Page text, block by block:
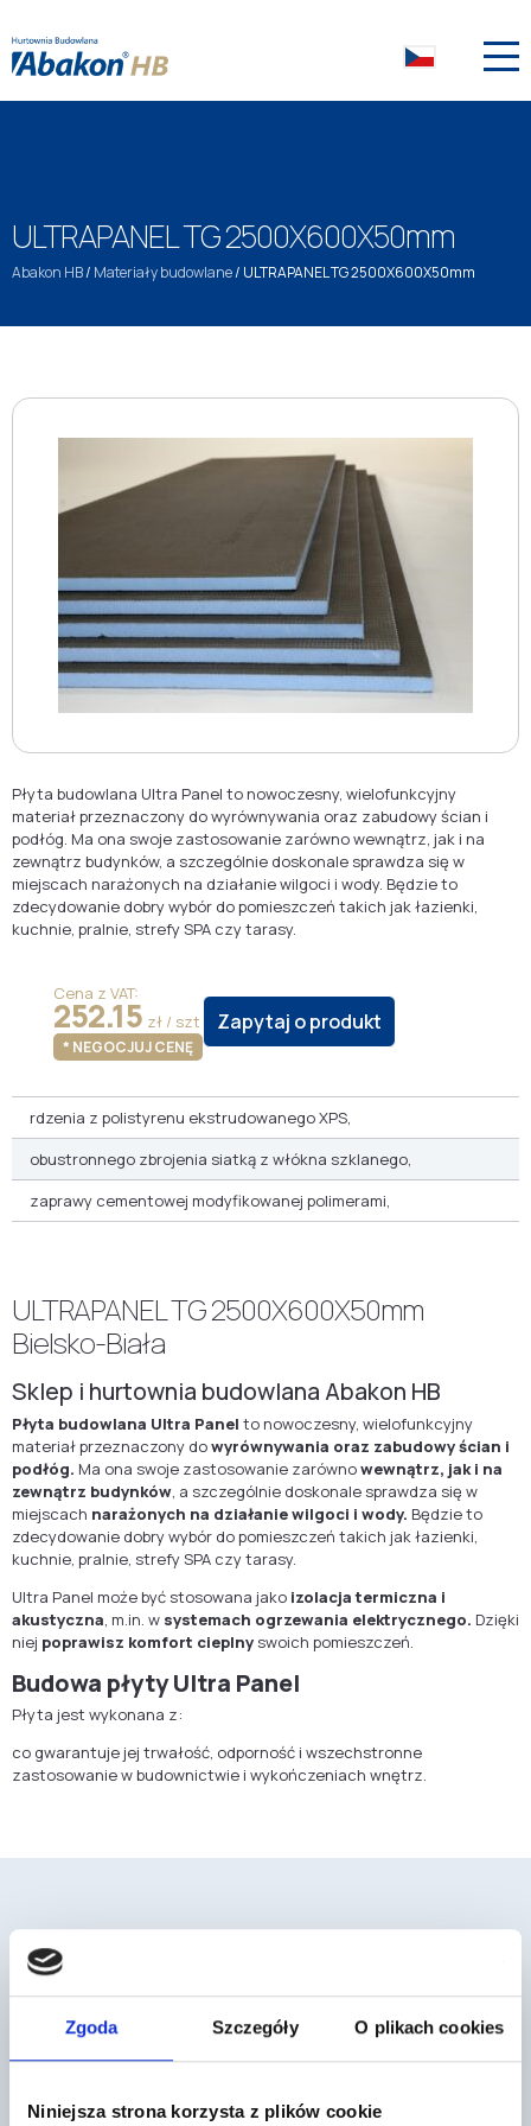
Zgoda Szczegóły O plikach cookies
Niniejsza strona korzysta z plików cookie
ULTRAPANEL TG 2500X600X50mm
Abakon HB/ Materiały budowlane/ ULTRAPANEL TG 2500X600X50mm
Płyta budowlana Ultra Panel to nowoczesny, wielofunkcyjny
materiał przeznaczony do wyrównywania oraz zabudowy ścian i
podłóg. Ma ona swoje zastosowanie zarówno wewnątrz, jak i na
zewnątrz budynków, a szczególnie doskonale sprawdza się w
miejscach narażonych na działanie wilgoci i wody. Będzie to
zdecydowanie dobry wybór do pomieszczeń takich jak łazienki,
kuchnie, pralnie, strefy SPA czy tarasy.
Cena z VAT:
252.15 zł / szt
* NEGOCJUJ CENĘ
Zapytaj o produkt
rdzenia z polistyrenu ekstrudowanego XPS,
obustronnego zbrojenia siatką z włókna szklanego,
zaprawy cementowej modyfikowanej polimerami,
ULTRAPANEL TG 2500X600X50mm
Bielsko-Biała
Sklep i hurtownia budowlana Abakon HB
Płyta budowlana Ultra Panel to nowoczesny, wielofunkcyjny
materiał przeznaczony dowyrównywania oraz zabudowy ścian i
podłóg. Ma ona swoje zastosowanie zarównowewnątrz, jak i na
zewnątrz budynków, a szczególnie doskonale sprawdza się w
miejscach narażonych na działanie wilgoci i wody. Będzie to
zdecydowanie dobry wybór do pomieszczeń takich jak łazienki,
kuchnie, pralnie, strefy SPA czy tarasy.
Ultra Panel może być stosowana jako izolacja termiczna i
akustyczna , m.in. w systemach ogrzewania elektrycznego. Dzięki
niej poprawisz komfort cieplnyswoich pomieszczeń.
Budowa płyty Ultra Panel
Płyta jest wykonana z:
co gwarantuje jej trwałość, odporność i wszechstronne
zastosowanie w budownictwie i wykończeniach wnętrz.
Mogą cię również zainteresować